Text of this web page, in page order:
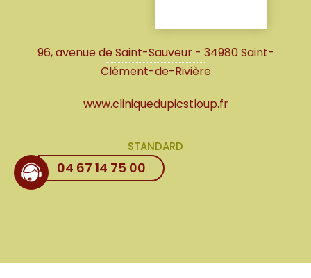
96, avenue de Saint-Sauveur - 34980 Saint-
Clément-de-Rivière
www.cliniquedupicstloup.fr
STANDARD
04 67 14 75 00